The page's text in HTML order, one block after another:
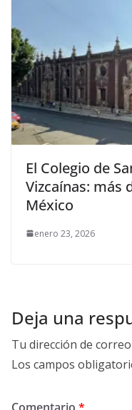
El Colegio de
Vizcaínas: más
México
enero 23, 2026
Deja una
Tu dirección de
Los campos